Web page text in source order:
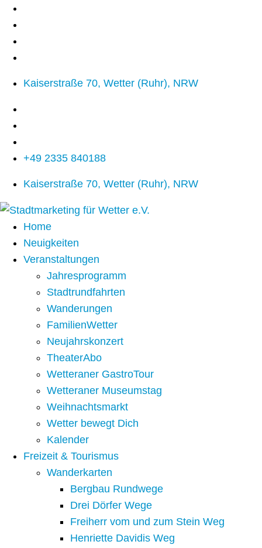
Kaiserstraße 70, Wetter (Ruhr), NRW
+49 2335 840188
Kaiserstraße 70, Wetter (Ruhr), NRW
Home
Neuigkeiten
Veranstaltungen
Jahresprogramm
Stadtrundfahrten
Wanderungen
FamilienWetter
Neujahrskonzert
TheaterAbo
Wetteraner GastroTour
Wetteraner Museumstag
Weihnachtsmarkt
Wetter bewegt Dich
Kalender
Freizeit & Tourismus
Wanderkarten
Bergbau Rundwege
Drei Dörfer Wege
Freiherr vom und zum Stein Weg
Henriette Davidis Weg